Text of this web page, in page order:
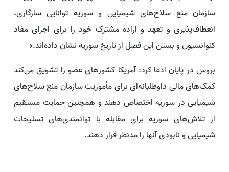
سازمان منع سلاح‌های شیمیایی و سوریه توانایی سازگاری،
انعطاف‌پذیری و تعهد و اراده مشترک خود را برای اجرای مفاد
کنوانسیون و بستن این فصل از تاریخ سوریه نشان داده‌اند.»
بروس در پایان ادعا کرد: آمریکا کشورهای عضو را تشویق می‌کند
کمک‌های مالی داوطلبانه‌ای برای مأموریت سازمان منع سلاح‌های
شیمیایی در سوریه اختصاص دهند و همچنین حمایت مستقیم
از تلاش‌های سوریه برای مقابله با توانمندی‌های تسلیحات
شیمیایی و نابودی آنها را مدنظر قرار دهند.